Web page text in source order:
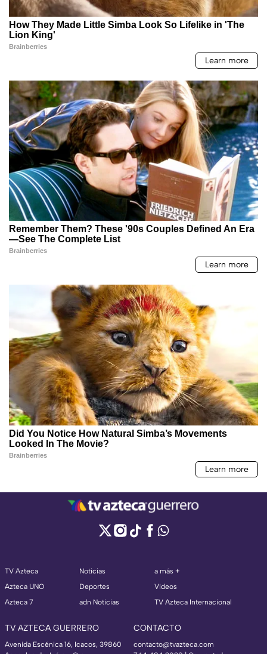
TV Azteca
Azteca UNO
Azteca 7
Noticias
Deportes
adn Noticias
a más +
Videos
TV Azteca Internacional
TV AZTECA GUERRERO
Avenida Escénica 16, Icacos, 39860
CONTACTO
contacto@tvazteca.com